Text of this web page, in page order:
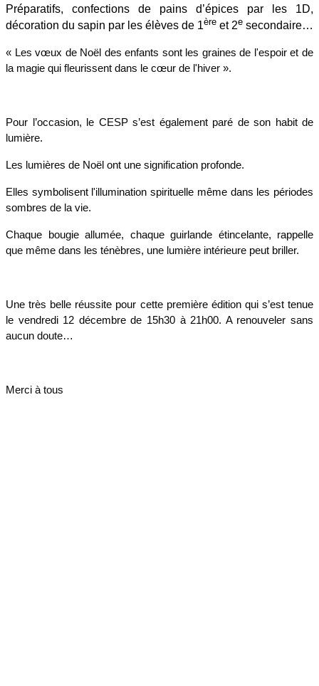
Préparatifs, confections de pains d’épices par les 1D,
décoration du sapin par les élèves de 1ère et 2e secondaire…
​« Les vœux de Noël des enfants sont les graines de l'espoir et de
la magie qui fleurissent dans le cœur de l'hiver ».
Pour l’occasion, le CESP s’est également paré de son habit de
lumière.
Les lumières de Noël ont une signification profonde.
Elles symbolisent l'illumination spirituelle même dans les périodes
sombres de la vie.
Chaque bougie allumée, chaque guirlande étincelante, rappelle
que même dans les ténèbres, une lumière intérieure peut briller.
Une très belle réussite pour cette première édition qui s’est tenue
le vendredi 12 décembre de 15h30 à 21h00. A renouveler sans
aucun doute…
Merci à tous